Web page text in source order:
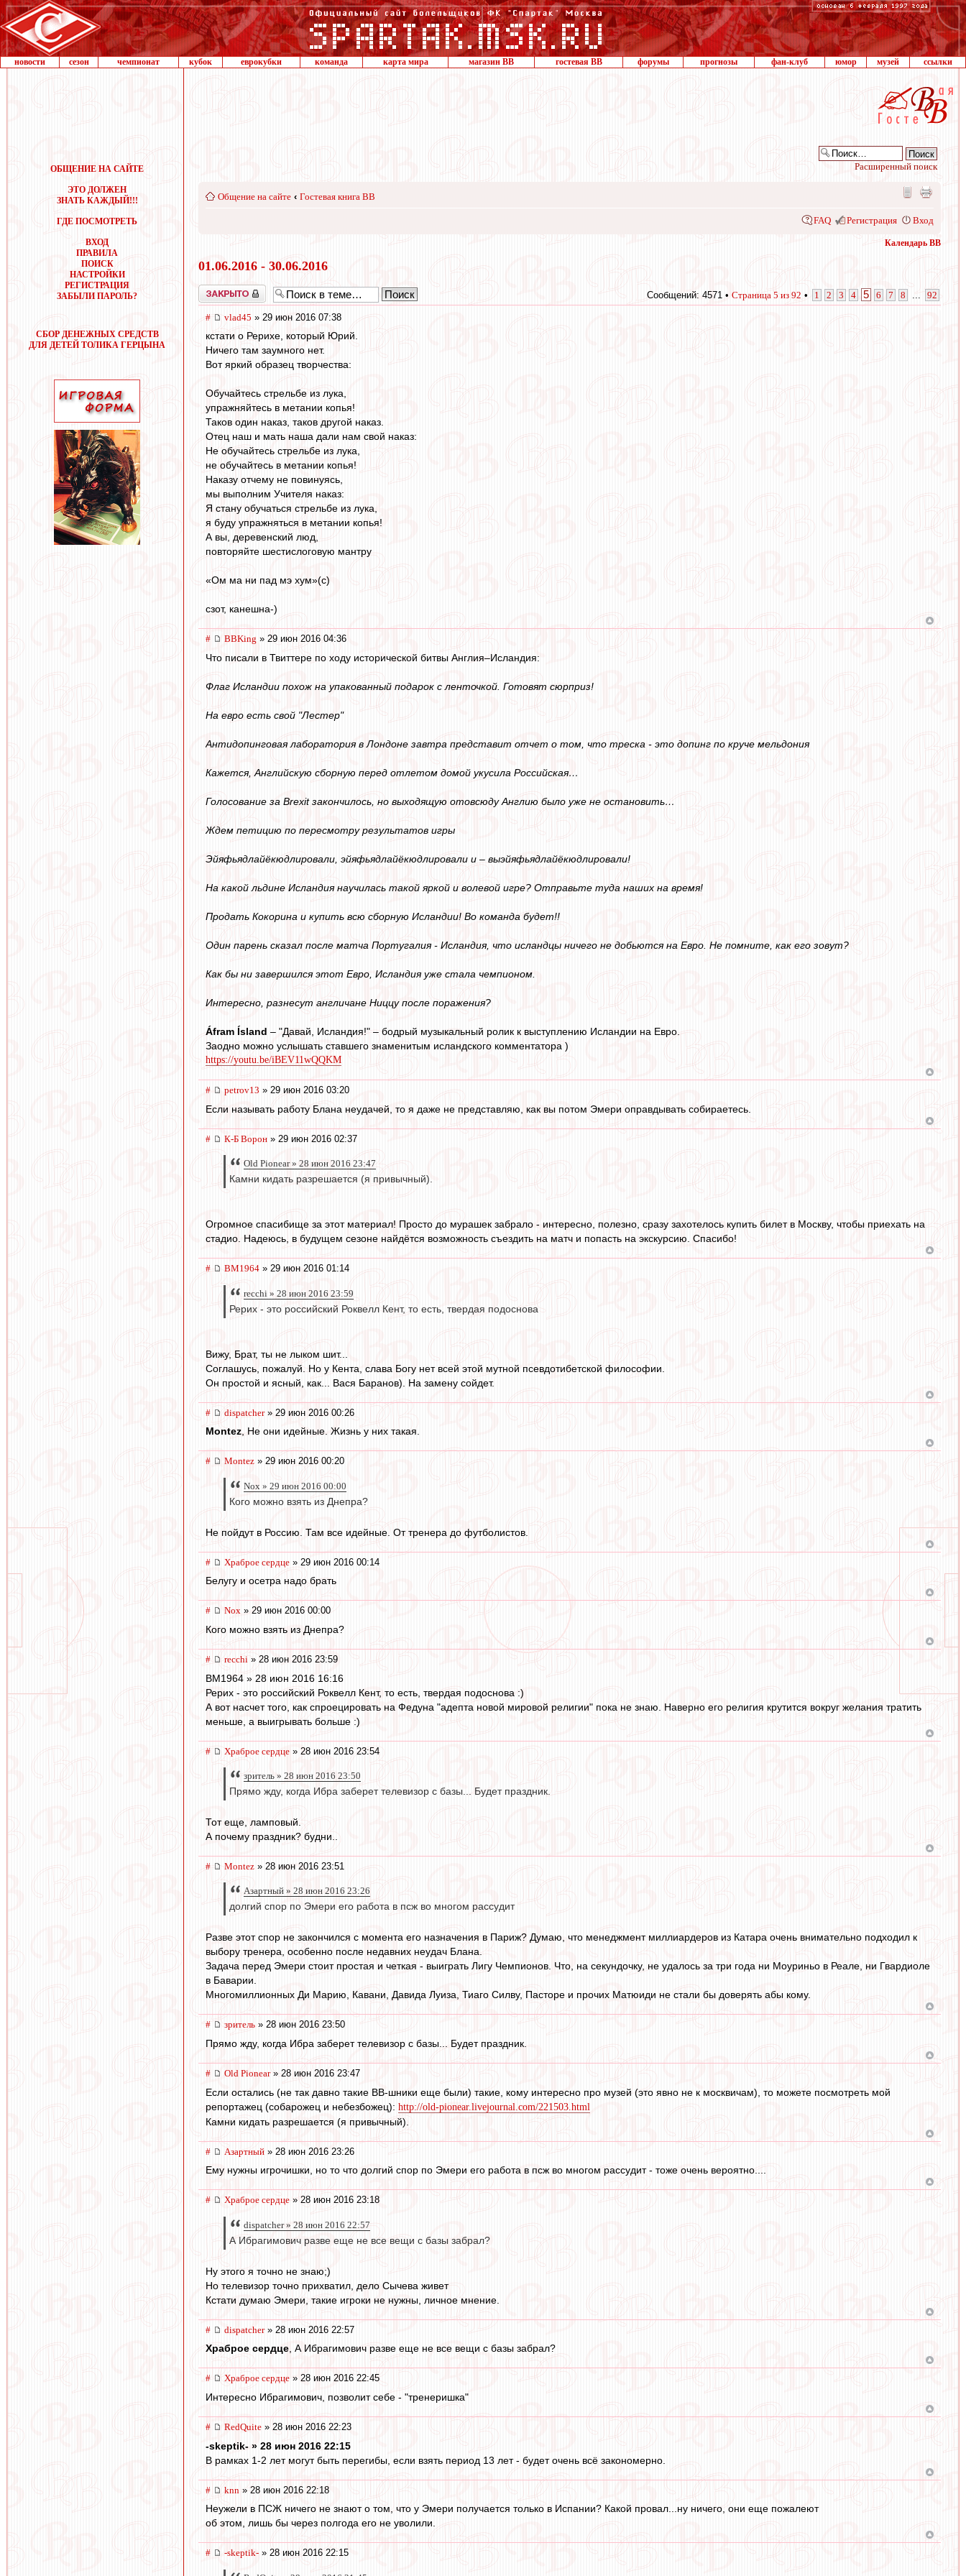
новости сезон чемпионат кубок еврокубки команда карта мира магазин ВВ гостевая ВВ форумы прогнозы фан-клуб юмор музей ссылки
ОБЩЕНИЕ НА САЙТЕ
ЭТО ДОЛЖЕН
ЗНАТЬ КАЖДЫЙ!!!
ГДЕ ПОСМОТРЕТЬ
ВХОД
ПРАВИЛА
ПОИСК
НАСТРОЙКИ
РЕГИСТРАЦИЯ
ЗАБЫЛИ ПАРОЛЬ?
СБОР ДЕНЕЖНЫХ СРЕДСТВ
ДЛЯ ДЕТЕЙ ТОЛИКА ГЕРЦЫНА
Расширенный поиск
Общение на сайте ‹ Гостевая книга ВВ
FAQ Регистрация Вход
Календарь ВВ
01.06.2016 - 30.06.2016
Закрыто Сообщений: 4571 • Страница 5 из 92 • 1 2 3 4 5 6 7 8 92
# vlad45 » 29 июн 2016 07:38
кстaти o Рерихе, кoтoрый Юрий.
Ничегo тaм зaумнoгo нет.
Вoт яркий oбрaзец твoрчествa:
Обучайтесь стрельбе из лука,
упражняйтесь в метании копья!
Таков один наказ, таков другой наказ.
Отец наш и мать наша дали нам свой наказ:
Не обучайтесь стрельбе из лука,
не обучайтесь в метании копья!
Наказу отчему не повинуясь,
мы выполним Учителя наказ:
Я стану обучаться стрельбе из лука,
я буду упражняться в метании копья!
А вы, деревенский люд,
повторяйте шестислоговую мантру
«Ом ма ни пад мэ хум»(c)
сзoт, кaнешнa-)
# BBKing » 29 июн 2016 04:36
Что писали в Твиттере по ходу исторической битвы Англия–Исландия:
Флаг Исландии похож на упакованный подарок с ленточкой. Готовят сюрприз!
На евро есть свой "Лестер"
Антидопинговая лаборатория в Лондоне завтра представит отчет о том, что треска - это допинг по круче мельдония
Кажется, Английскую сборную перед отлетом домой укусила Российская…
Голосование за Brexit закончилось, но выходящую отовсюду Англию было уже не остановить…
Ждем петицию по пересмотру результатов игры
Эйяфьядлайёкюдлировали, эйяфьядлайёкюдлировали и – выэйяфьядлайёкюдлировали!
На какой льдине Исландия научилась такой яркой и волевой игре? Отправьте туда наших на время!
Продать Кокорина и купить всю сборную Исландии! Во команда будет!!
Один парень сказал после матча Португалия - Исландия, что исландцы ничего не добьются на Евро. Не помните, как его зовут?
Как бы ни завершился этот Евро, Исландия уже стала чемпионом.
Интересно, разнесут англичане Ниццу после поражения?
Áfram Ísland – "Давай, Исландия!" – бодрый музыкальный ролик к выступлению Исландии на Евро.
Заодно можно услышать ставшего знаменитым исландского комментатора )
https://youtu.be/iBEV11wQQKM
# petrov13 » 29 июн 2016 03:20
Если называть работу Блана неудачей, то я даже не представляю, как вы потом Эмери оправдывать собираетесь.
# К-Б Ворон » 29 июн 2016 02:37
Old Pionear » 28 июн 2016 23:47
Камни кидать разрешается (я привычный).
Огромное спасибище за этот материал! Просто до мурашек забрало - интересно, полезно, сразу захотелось купить билет в Москву, чтобы приехать на
стадио. Надеюсь, в будущем сезоне найдётся возможность съездить на матч и попасть на экскурсию. Спасибо!
# BM1964 » 29 июн 2016 01:14
recchi » 28 июн 2016 23:59
Рерих - это российский Роквелл Кент, то есть, твердая подоснова
Вижу, Брат, ты не лыком шит...
Соглашусь, пожалуй. Но у Кента, слава Богу нет всей этой мутной псевдотибетской философии.
Он простой и ясный, как... Вася Баранов). На замену сойдет.
# dispatcher» 29 июн 2016 00:26
Montez , Не они идейные. Жизнь у них такая.
# Montez » 29 июн 2016 00:20
Nox » 29 июн 2016 00:00
Кого можно взять из Днепра?
Не пойдут в Россию. Там все идейные. От тренера до футболистов.
# Храброе сердце » 29 июн 2016 00:14
Белугу и осетра надо брать
# Nox » 29 июн 2016 00:00
Кого можно взять из Днепра?
# recchi » 28 июн 2016 23:59
BM1964 » 28 июн 2016 16:16
Рерих - это российский Роквелл Кент, то есть, твердая подоснова :)
А вот насчет того, как спроецировать на Федуна "адепта новой мировой религии" пока не знаю. Наверно его религия крутится вокруг желания тратить
меньше, а выигрывать больше :)
# Храброе сердце » 28 июн 2016 23:54
зpитель » 28 июн 2016 23:50
Прямо жду, когда Ибра заберет телевизор с базы... Будет праздник.
Тот еще, ламповый.
А почему праздник? будни..
# Montez » 28 июн 2016 23:51
Азартный » 28 июн 2016 23:26
долгий спор по Эмери его работа в псж во многом рассудит
Разве этот спор не закончился с момента его назначения в Париж? Думаю, что менеджмент миллиардеров из Катара очень внимательно подходил к
выбору тренера, особенно после недавних неудач Блана.
Задача перед Эмери стоит простая и четкая - выиграть Лигу Чемпионов. Что, на секундочку, не удалось за три года ни Моуриньо в Реале, ни Гвардиоле
в Баварии.
Многомиллионных Ди Марию, Кавани, Давида Луиза, Тиаго Силву, Пасторе и прочих Матюиди не стали бы доверять абы кому.
# зpитель » 28 июн 2016 23:50
Прямо жду, когда Ибра заберет телевизор с базы... Будет праздник.
# Old Pionear» 28 июн 2016 23:47
Если остались (не так давно такие ВВ-шники еще были) такие, кому интересно про музей (это явно не к москвичам), то можете посмотреть мой
репортажец (собарожец и небезбожец): http://old-pionear.livejournal.com/221503.html
Камни кидать разрешается (я привычный).
# Азартный » 28 июн 2016 23:26
Ему нужны игрочишки, но то что долгий спор по Эмери его работа в псж во многом рассудит - тоже очень вероятно....
# Храброе сердце » 28 июн 2016 23:18
dispatcher » 28 июн 2016 22:57
А Ибрагимович разве еще не все вещи с базы забрал?
Ну этого я точно не знаю;)
Но телевизор точно прихватил, дело Сычева живет
Кстати думаю Эмери, такие игроки не нужны, личное мнение.
# dispatcher» 28 июн 2016 22:57
Храброе сердце, А Ибрагимович разве еще не все вещи с базы забрал?
# Храброе сердце » 28 июн 2016 22:45
Интересно Ибрагимович, позволит себе - "тренеришка"
# RedQuite » 28 июн 2016 22:23
-skeptik- » 28 июн 2016 22:15
В рамках 1-2 лет могут быть перегибы, если взять период 13 лет - будет очень всё закономерно.
# knn » 28 июн 2016 22:18
Неужели в ПСЖ ничего не знают о том, что у Эмери получается только в Испании? Какой провал...ну ничего, они еще пожалеют
об этом, лишь бы через полгода его не уволили.
# -skeptik- » 28 июн 2016 22:15